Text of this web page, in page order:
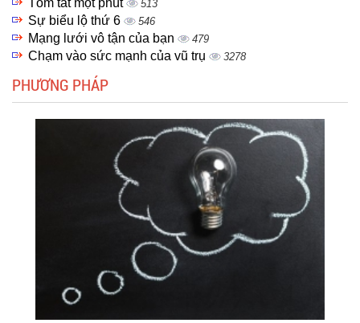
Tóm tắt một phút 513
Sự biểu lộ thứ 6 546
Mạng lưới vô tận của bạn 479
Chạm vào sức mạnh của vũ trụ 3278
PHƯƠNG PHÁP